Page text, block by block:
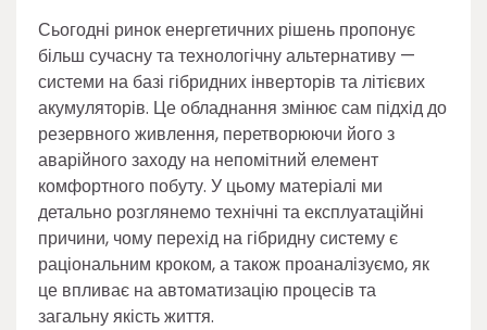
Сьогодні ринок енергетичних рішень пропонує
більш сучасну та технологічну альтернативу —
системи на базі гібридних інверторів та літієвих
акумуляторів. Це обладнання змінює сам підхід до
резервного живлення, перетворюючи його з
аварійного заходу на непомітний елемент
комфортного побуту. У цьому матеріалі ми
детально розглянемо технічні та експлуатаційні
причини, чому перехід на гібридну систему є
раціональним кроком, а також проаналізуємо, як
це впливає на автоматизацію процесів та
загальну якість життя.